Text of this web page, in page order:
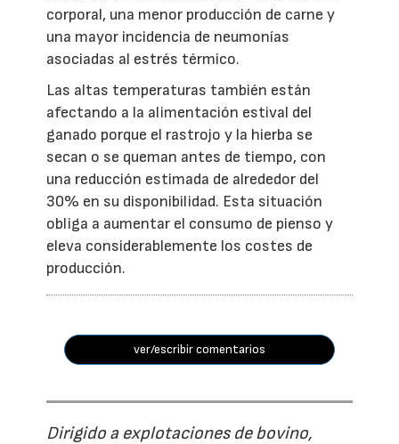
corporal, una menor producción de carne y
una mayor incidencia de neumonías
asociadas al estrés térmico.
Las altas temperaturas también están
afectando a la alimentación estival del
ganado porque el rastrojo y la hierba se
secan o se queman antes de tiempo, con
una reducción estimada de alrededor del
30% en su disponibilidad. Esta situación
obliga a aumentar el consumo de pienso y
eleva considerablemente los costes de
producción.
ver/escribir comentarios
Dirigido a explotaciones de bovino,